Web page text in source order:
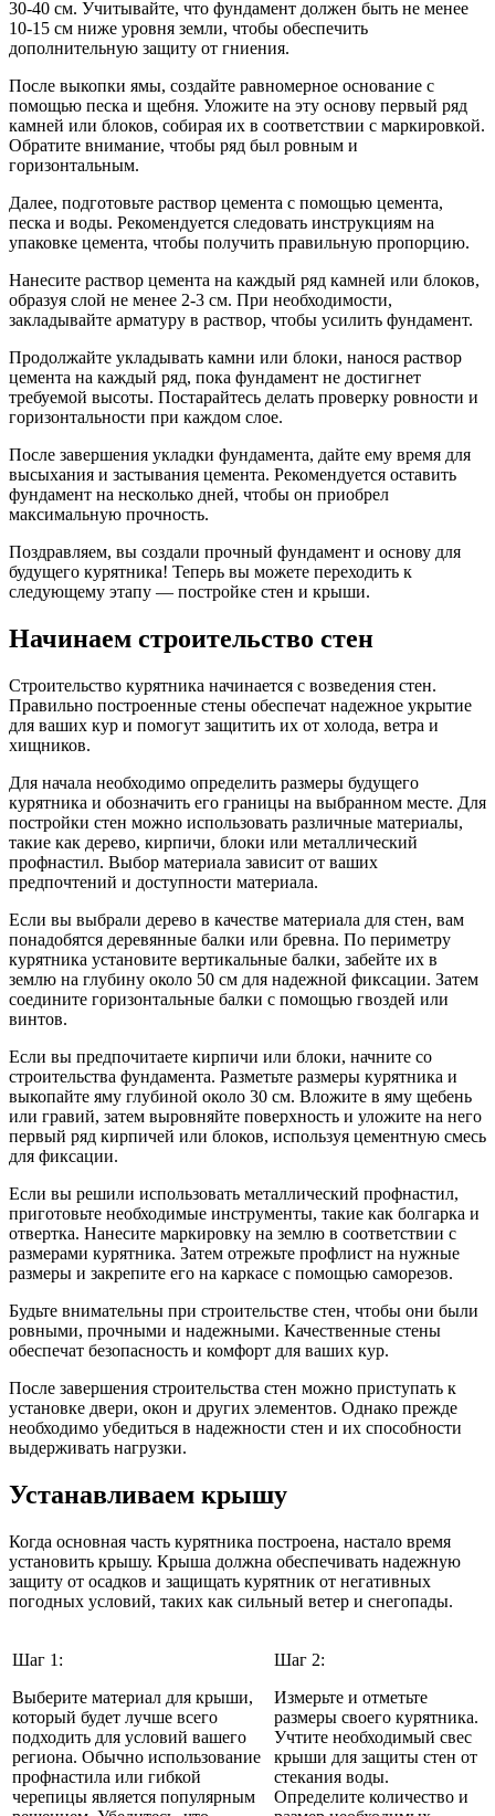
30-40 см. Учитывайте, что фундамент должен быть не менее
10-15 см ниже уровня земли, чтобы обеспечить
дополнительную защиту от гниения.
После выкопки ямы, создайте равномерное основание с
помощью песка и щебня. Уложите на эту основу первый ряд
камней или блоков, собирая их в соответствии с маркировкой.
Обратите внимание, чтобы ряд был ровным и
горизонтальным.
Далее, подготовьте раствор цемента с помощью цемента,
песка и воды. Рекомендуется следовать инструкциям на
упаковке цемента, чтобы получить правильную пропорцию.
Нанесите раствор цемента на каждый ряд камней или блоков,
образуя слой не менее 2-3 см. При необходимости,
закладывайте арматуру в раствор, чтобы усилить фундамент.
Продолжайте укладывать камни или блоки, нанося раствор
цемента на каждый ряд, пока фундамент не достигнет
требуемой высоты. Постарайтесь делать проверку ровности и
горизонтальности при каждом слое.
После завершения укладки фундамента, дайте ему время для
высыхания и застывания цемента. Рекомендуется оставить
фундамент на несколько дней, чтобы он приобрел
максимальную прочность.
Поздравляем, вы создали прочный фундамент и основу для
будущего курятника! Теперь вы можете переходить к
следующему этапу — постройке стен и крыши.
Начинаем строительство стен
Строительство курятника начинается с возведения стен.
Правильно построенные стены обеспечат надежное укрытие
для ваших кур и помогут защитить их от холода, ветра и
хищников.
Для начала необходимо определить размеры будущего
курятника и обозначить его границы на выбранном месте. Для
постройки стен можно использовать различные материалы,
такие как дерево, кирпичи, блоки или металлический
профнастил. Выбор материала зависит от ваших
предпочтений и доступности материала.
Если вы выбрали дерево в качестве материала для стен, вам
понадобятся деревянные балки или бревна. По периметру
курятника установите вертикальные балки, забейте их в
землю на глубину около 50 см для надежной фиксации. Затем
соедините горизонтальные балки с помощью гвоздей или
винтов.
Если вы предпочитаете кирпичи или блоки, начните со
строительства фундамента. Разметьте размеры курятника и
выкопайте яму глубиной около 30 см. Вложите в яму щебень
или гравий, затем выровняйте поверхность и уложите на него
первый ряд кирпичей или блоков, используя цементную смесь
для фиксации.
Если вы решили использовать металлический профнастил,
приготовьте необходимые инструменты, такие как болгарка и
отвертка. Нанесите маркировку на землю в соответствии с
размерами курятника. Затем отрежьте профлист на нужные
размеры и закрепите его на каркасе с помощью саморезов.
Будьте внимательны при строительстве стен, чтобы они были
ровными, прочными и надежными. Качественные стены
обеспечат безопасность и комфорт для ваших кур.
После завершения строительства стен можно приступать к
установке двери, окон и других элементов. Однако прежде
необходимо убедиться в надежности стен и их способности
выдерживать нагрузки.
Устанавливаем крышу
Когда основная часть курятника построена, настало время
установить крышу. Крыша должна обеспечивать надежную
защиту от осадков и защищать курятник от негативных
погодных условий, таких как сильный ветер и снегопады.
Шаг 1:
Выберите материал для крыши,
который будет лучше всего
подходить для условий вашего
региона. Обычно использование
профнастила или гибкой
черепицы является популярным
Шаг 2:
Измерьте и отметьте
размеры своего курятника.
Учтите необходимый свес
крыши для защиты стен от
стекания воды.
Определите количество и